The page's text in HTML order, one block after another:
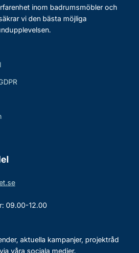
inom badrumsmöbler och
vi den bästa möjliga
09.00-12.00
aktuella kampanjer, projektråd
våra sociala medier.